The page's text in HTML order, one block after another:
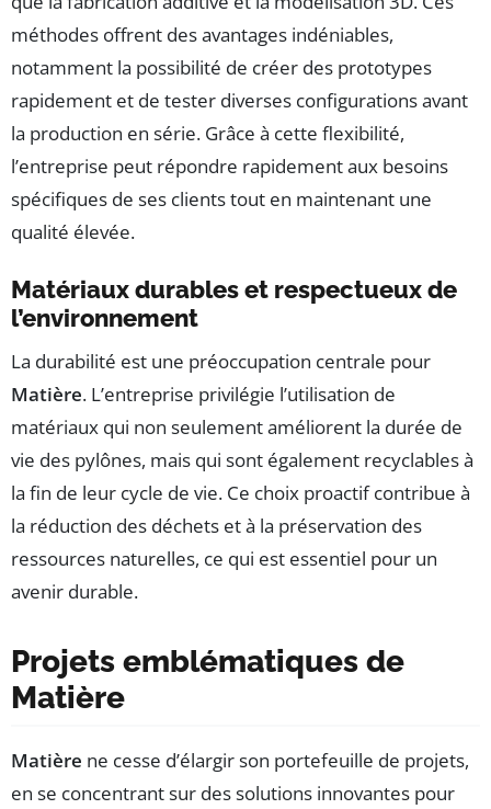
méthodes offrent des avantages indéniables,
notamment la possibilité de créer des prototypes
rapidement et de tester diverses configurations avant
la production en série. Grâce à cette flexibilité,
l’entreprise peut répondre rapidement aux besoins
spécifiques de ses clients tout en maintenant une
qualité élevée.
Matériaux durables et respectueux de
l’environnement
La durabilité est une préoccupation centrale pour
Matière. L’entreprise privilégie l’utilisation de
matériaux qui non seulement améliorent la durée de
vie des pylônes, mais qui sont également recyclables à
la fin de leur cycle de vie. Ce choix proactif contribue à
la réduction des déchets et à la préservation des
ressources naturelles, ce qui est essentiel pour un
avenir durable.
Projets emblématiques de
Matière
Matière ne cesse d’élargir son portefeuille de projets,
en se concentrant sur des solutions innovantes pour